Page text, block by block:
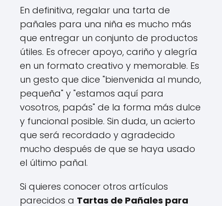
En definitiva, regalar una tarta de
pañales para una niña es mucho más
que entregar un conjunto de productos
útiles. Es ofrecer apoyo, cariño y alegría
en un formato creativo y memorable. Es
un gesto que dice "bienvenida al mundo,
pequeña" y "estamos aquí para
vosotros, papás" de la forma más dulce
y funcional posible. Sin duda, un acierto
que será recordado y agradecido
mucho después de que se haya usado
el último pañal.
Si quieres conocer otros artículos
parecidos a Tartas de Pañales para